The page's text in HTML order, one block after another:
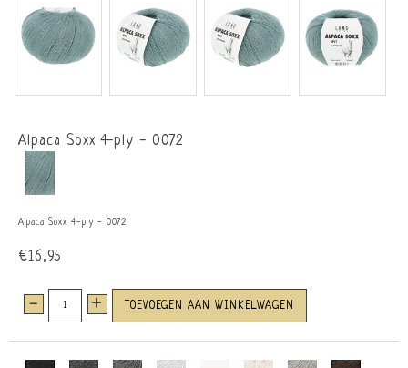
Alpaca Soxx 4-ply - 0072
Alpaca Soxx 4-ply - 0072
€16,95
- + TOEVOEGEN AAN WINKELWAGEN